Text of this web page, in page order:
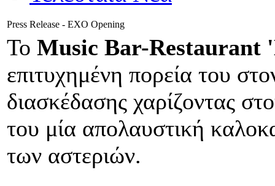
Press Release - EXO Opening
Το Music Bar-Restaurant
επιτυχημένη πορεία του
διασκέδασης χαρίζοντας
του μία απολαυστική
των αστεριών.